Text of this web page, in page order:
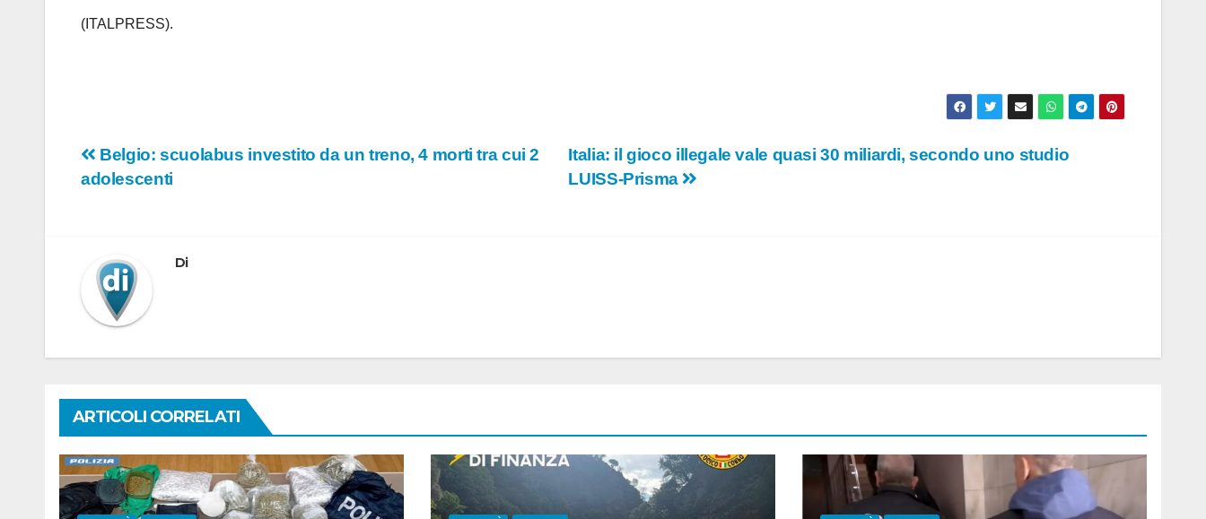
(ITALPRESS).
Navigazione
Italia: il gioco illegale vale quasi 30 miliardi, secondo uno studio
LUISS-Prisma
Belgio: scuolabus investito da un treno, 4 morti tra cui 2
adolescenti
Di
ARTICOLI CORRELATI